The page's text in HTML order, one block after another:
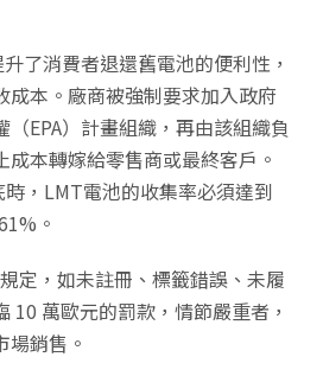
了消費者退還舊電池的便利性，
成本。廠商被強制要求加入政府
EPA）計畫組織，再由該組織負
本轉嫁給零售商或最終客戶。
，LMT電池的收集率必須達到
。
定，如未註冊、標籤錯誤、未履
10 萬歐元的罰款，情節嚴重者，
場銷售。